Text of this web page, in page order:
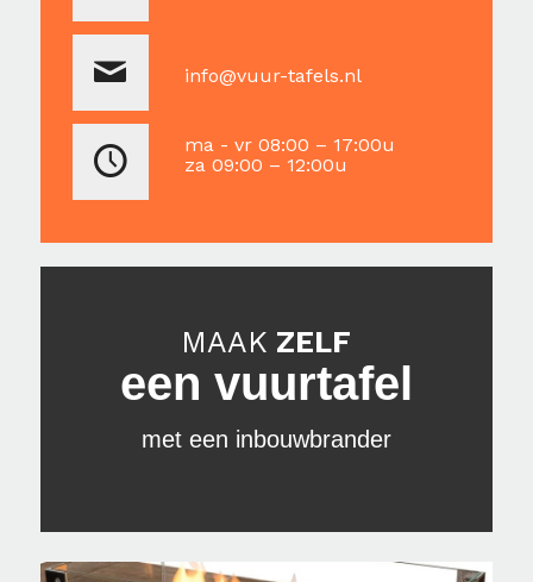
info@vuur-tafels.nl
ma - vr 08:00 – 17:00u
za 09:00 – 12:00u
MAAK ZELF
een vuurtafel
met een inbouwbrander